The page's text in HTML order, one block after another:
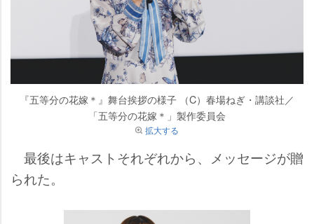
『五等分の花嫁＊』舞台挨拶の様子 （C）春場ねぎ・講談社／
「五等分の花嫁＊」製作委員会
拡大する
最後はキャストそれぞれから、メッセージが贈
られた。